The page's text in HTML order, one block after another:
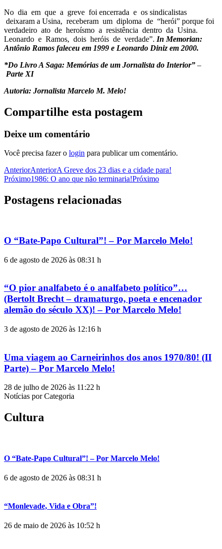
No dia em que a greve foi encerrada e os sindicalistas
deixaram a Usina, receberam um diploma de “herói” porque foi
verdadeiro ato de heroísmo a resistência dentro da Usina.
Leonardo e Ramos, dois heróis de verdade”. In Memorian:
Antônio Ramos faleceu em 1999 e Leonardo Diniz em 2000.
*Do Livro A Saga: Memórias de um Jornalista do Interior” –
Parte XI
Autoria: Jornalista Marcelo M. Melo!
Compartilhe esta postagem
Deixe um comentário
Você precisa fazer o login para publicar um comentário.
AnteriorAnteriorA Greve dos 23 dias e a cidade para!
Próximo1986: O ano que não terminaria!Próximo
Postagens relacionadas
O “Bate-Papo Cultural”! – Por Marcelo Melo!
6 de agosto de 2026 às 08:31 h
“O pior analfabeto é o analfabeto político”…
(Bertolt Brecht – dramaturgo, poeta e encenador
alemão do século XX)! – Por Marcelo Melo!
3 de agosto de 2026 às 12:16 h
Uma viagem ao Carneirinhos dos anos 1970/80! (II
Parte) – Por Marcelo Melo!
28 de julho de 2026 às 11:22 h
Notícias por Categoria
Cultura
O “Bate-Papo Cultural”! – Por Marcelo Melo!
6 de agosto de 2026 às 08:31 h
“Monlevade, Vida e Obra”!
26 de maio de 2026 às 10:52 h